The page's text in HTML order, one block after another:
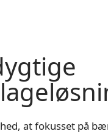
at fokusset på